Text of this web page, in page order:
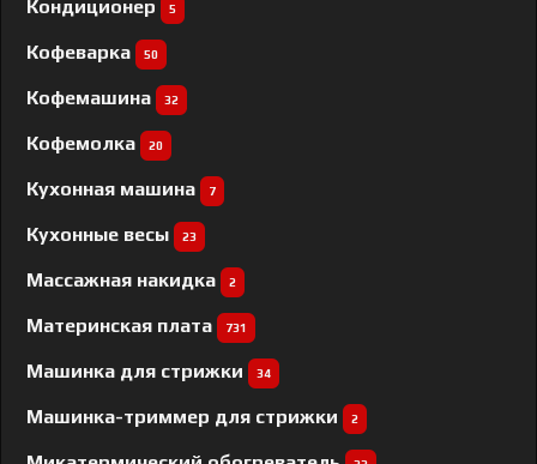
Кондиционер 5
Кофеварка 50
Кофемашина 32
Кофемолка 20
Кухонная машина 7
Кухонные весы 23
Массажная накидка 2
Материнская плата 731
Машинка для стрижки 34
Машинка-триммер для стрижки 2